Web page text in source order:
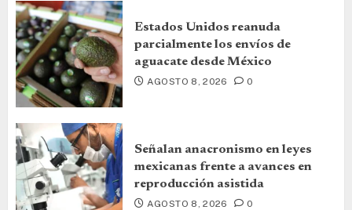
Estados Unidos reanuda
parcialmente los envíos de
aguacate desde México
AGOSTO 8, 2026 0
Señalan anacronismo en leyes
mexicanas frente a avances en
reproducción asistida
AGOSTO 8, 2026 0